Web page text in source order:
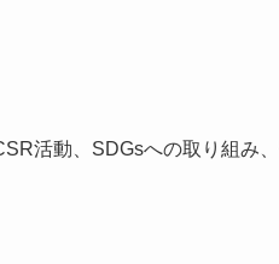
活動、SDGsへの取り組み